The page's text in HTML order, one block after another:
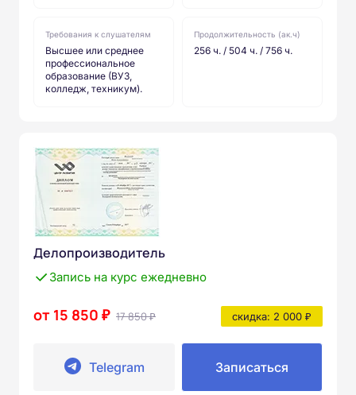
Требования к слушателям
Высшее или среднее
профессиональное
образование (ВУЗ,
колледж, техникум).
Продолжительность (ак.ч)
256 ч. / 504 ч. / 756 ч.
Делопроизводитель
Запись на курс ежедневно
от 15 850 ₽ 17 850 ₽ скидка: 2 000 ₽
Telegram Записаться